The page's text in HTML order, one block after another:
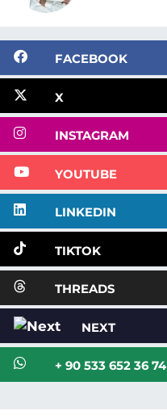
FACEBOOK
X
INSTAGRAM
YOUTUBE
LINKEDIN
TIKTOK
THREADS
NEXT
+ 90 533 652 36 74